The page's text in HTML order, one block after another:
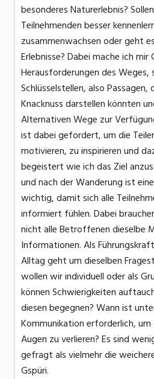
besonderes Naturerlebnis?
Teilnehmenden besser
zusammenwachsen oder geht
Erlebnisse? Dabei mache ich mir
Herausforderungen des Weges,
Schlüsselstellen, also Passagen,
Knacknuss darstellen könnten
Alternativen Wege zur
ist dabei gefordert, um die
motivieren, zu inspirieren und
begeistert wie ich das Ziel
und nach der Wanderung ist
wichtig, damit sich alle
informiert fühlen. Dabei
nicht alle Betroffenen dieselbe
Informationen. Als
Alltag geht um dieselben
wollen wir individuell oder als
können Schwierigkeiten
diesen begegnen? Wann ist
Kommunikation erforderlich, um
Augen zu verlieren? Es sind
gefragt als vielmehr die
Gspüri.